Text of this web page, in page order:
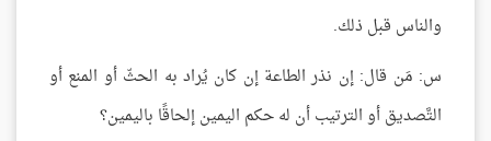
والناس قبل ذلك.
س: مَن قال: إن نذر الطاعة إن كان يُراد به الحثّ أو المنع أو
التَّصديق أو الترتيب أن له حكم اليمين إلحاقًا باليمين؟